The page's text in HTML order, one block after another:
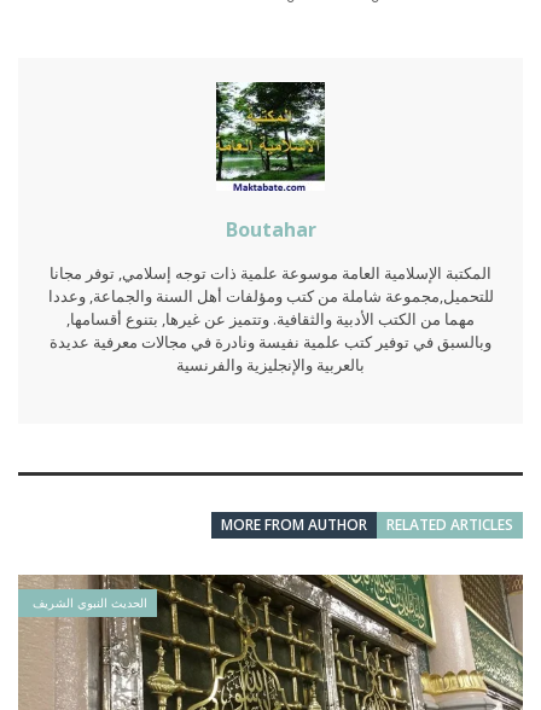
Boutahar
المكتبة الإسلامية العامة موسوعة علمية ذات توجه إسلامي, توفر مجانا
للتحميل,مجموعة شاملة من كتب ومؤلفات أهل السنة والجماعة, وعددا
مهما من الكتب الأدبية والثقافية. وتتميز عن غيرها, بتنوع أقسامها,
وبالسبق في توفير كتب علمية نفيسة ونادرة في مجالات معرفية عديدة
بالعربية والإنجليزية والفرنسية
RELATED ARTICLES
MORE FROM AUTHOR
الحديث النبوي الشريف